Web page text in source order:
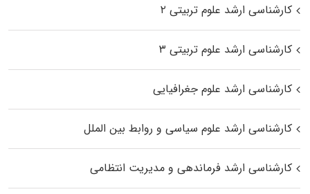
کارشناسی ارشد علوم تربیتی ۲
کارشناسی ارشد علوم تربیتی ۳
کارشناسی ارشد علوم جغرافیایی
کارشناسی ارشد علوم سیاسی و روابط بین الملل
کارشناسی ارشد فرماندهی و مدیریت انتظامی